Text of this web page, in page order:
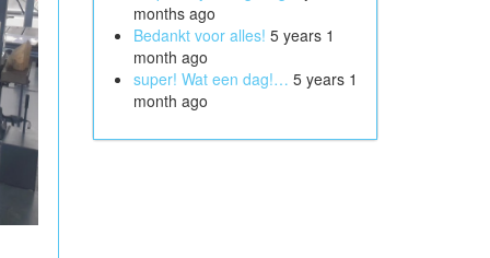
months ago
Bedankt voor alles! 5 years 1
month ago
super! Wat een dag!… 5 years 1
month ago